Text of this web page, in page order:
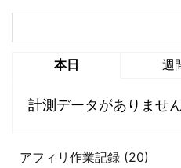
本日 週
計測データがありません
アフィリ作業記録 (20)